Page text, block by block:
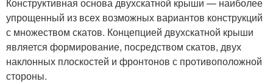
Конструктивная основа двухскатной крыши — наиболее
упрощенный из всех возможных вариантов конструкций
с множеством скатов. Концепцией двухскатной крыши
является формирование, посредством скатов, двух
наклонных плоскостей и фронтонов с противоположной
стороны.